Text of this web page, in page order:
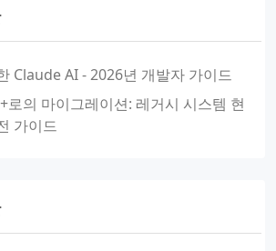
Claude AI - 2026년 개발자 가이드
로의 마이그레이션: 레거시 시스템 현
가이드